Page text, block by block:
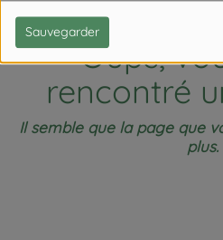
Sauvegarder
Oups,
rencontré
Il semble que la page que
plus.